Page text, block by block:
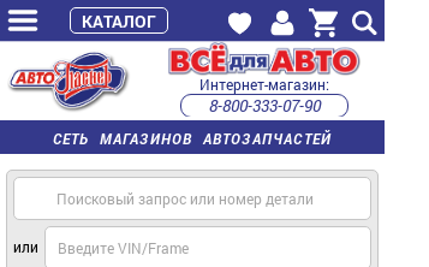
СЕТЬ МАГАЗИНОВ АВТОЗАПЧАСТЕЙ
Интернет-магазин:
8-800-333-07-90
часы работы с 9:00 до 22:00 (пн-пт)
или
КАТАЛОГ